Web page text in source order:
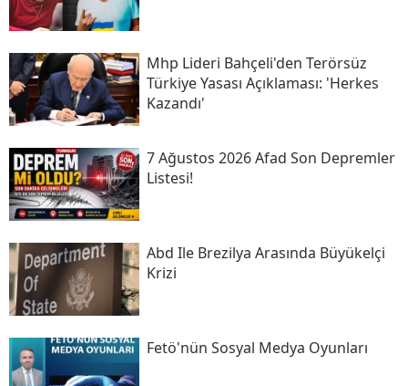
Mhp Lideri Bahçeli'den Terörsüz
Türkiye Yasası Açıklaması: 'herkes
Kazandı'
7 Ağustos 2026 Afad Son Depremler
Listesi!
Abd Ile Brezilya Arasında Büyükelçi
Krizi
Fetö'nün Sosyal Medya Oyunları